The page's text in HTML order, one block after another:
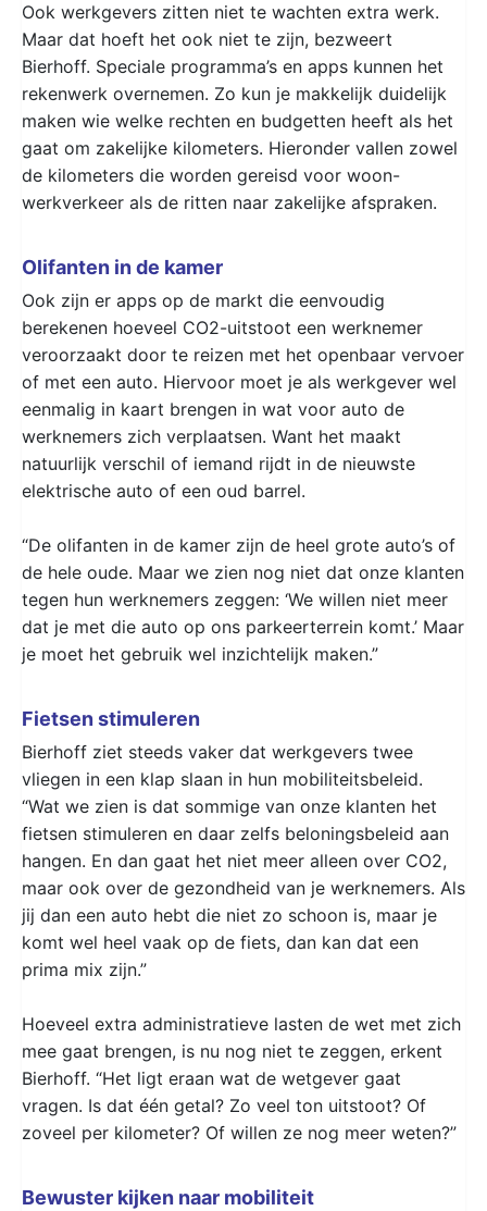
Ook werkgevers zitten niet te wachten extra werk.
Maar dat hoeft het ook niet te zijn, bezweert
Bierhoff. Speciale programma’s en apps kunnen het
rekenwerk overnemen. Zo kun je makkelijk duidelijk
maken wie welke rechten en budgetten heeft als het
gaat om zakelijke kilometers. Hieronder vallen zowel
de kilometers die worden gereisd voor woon-
werkverkeer als de ritten naar zakelijke afspraken.
Olifanten in de kamer
Ook zijn er apps op de markt die eenvoudig
berekenen hoeveel CO2-uitstoot een werknemer
veroorzaakt door te reizen met het openbaar vervoer
of met een auto. Hiervoor moet je als werkgever wel
eenmalig in kaart brengen in wat voor auto de
werknemers zich verplaatsen. Want het maakt
natuurlijk verschil of iemand rijdt in de nieuwste
elektrische auto of een oud barrel.
“De olifanten in de kamer zijn de heel grote auto’s of
de hele oude. Maar we zien nog niet dat onze klanten
tegen hun werknemers zeggen: ‘We willen niet meer
dat je met die auto op ons parkeerterrein komt.’ Maar
je moet het gebruik wel inzichtelijk maken.”
Fietsen stimuleren
Bierhoff ziet steeds vaker dat werkgevers twee
vliegen in een klap slaan in hun mobiliteitsbeleid.
“Wat we zien is dat sommige van onze klanten het
fietsen stimuleren en daar zelfs beloningsbeleid aan
hangen. En dan gaat het niet meer alleen over CO2,
maar ook over de gezondheid van je werknemers. Als
jij dan een auto hebt die niet zo schoon is, maar je
komt wel heel vaak op de fiets, dan kan dat een
prima mix zijn.”
Hoeveel extra administratieve lasten de wet met zich
mee gaat brengen, is nu nog niet te zeggen, erkent
Bierhoff. “Het ligt eraan wat de wetgever gaat
vragen. Is dat één getal? Zo veel ton uitstoot? Of
zoveel per kilometer? Of willen ze nog meer weten?”
Bewuster kijken naar mobiliteit